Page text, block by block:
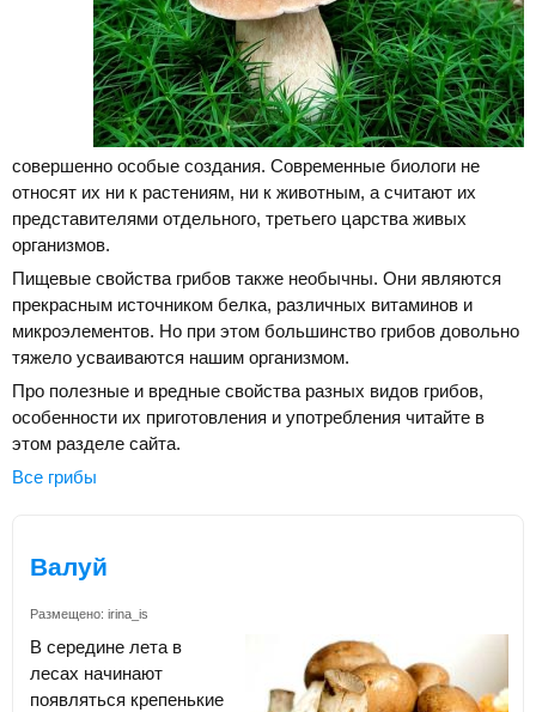
совершенно особые создания. Современные биологи не
относят их ни к растениям, ни к животным, а считают их
представителями отдельного, третьего царства живых
организмов.
Пищевые свойства грибов также необычны. Они являются
прекрасным источником белка, различных витаминов и
микроэлементов. Но при этом большинство грибов довольно
тяжело усваиваются нашим организмом.
Про полезные и вредные свойства разных видов грибов,
особенности их приготовления и употребления читайте в
этом разделе сайта.
Все грибы
Валуй
Размещено: irina_is
В середине лета в
лесах начинают
появляться крепенькие